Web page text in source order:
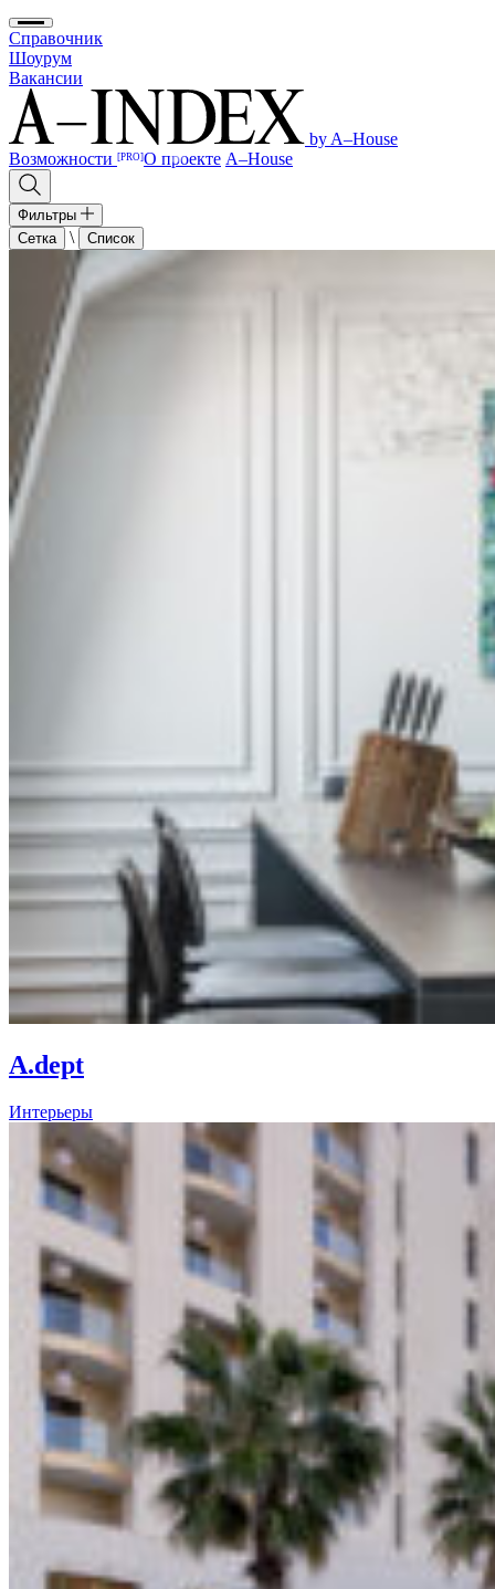
Справочник
Шоурум
Вакансии
by A–House
Возможности [PRO]О проекте A–House
Фильтры
Сетка
\ Список
A.dept
Интерьеры